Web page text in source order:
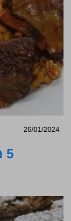
26/01/2024
5 מתכונים לחמין